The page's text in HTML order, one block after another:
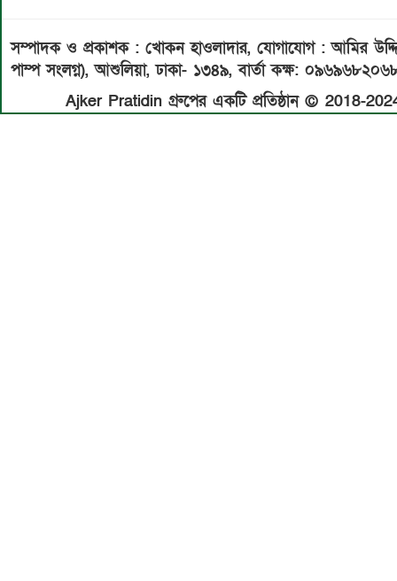
সম্পাদক ও প্রকাশক : খোকন হাওলাদার, যোগাযোগ : আমির
পাম্প সংলগ্ন), আশুলিয়া, ঢাকা- ১৩৪৯,বার্তা কক্ষ:
Ajker Pratidin গ্রুপের একটি প্রতিষ্ঠান © 2018-